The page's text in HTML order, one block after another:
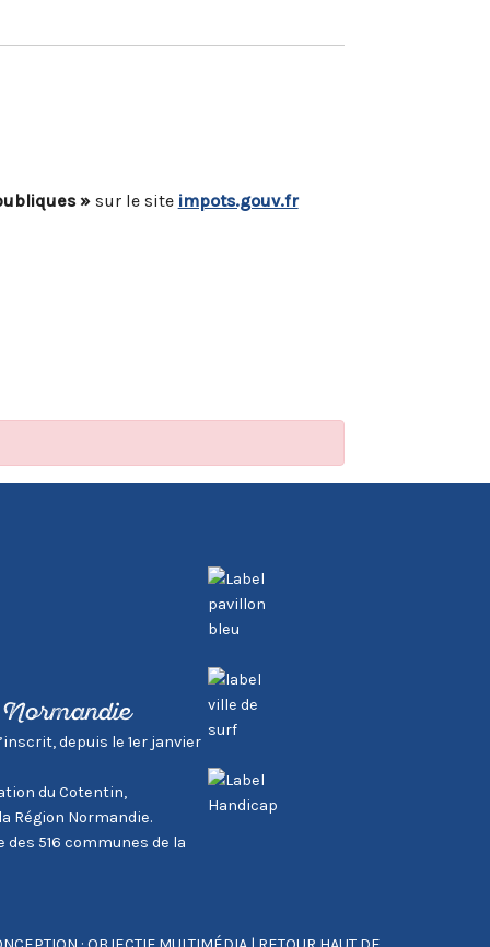
»sur le site impots.gouv.fr
depuis le 1er janvier
du Cotentin,
Région Normandie.
516 communes de la